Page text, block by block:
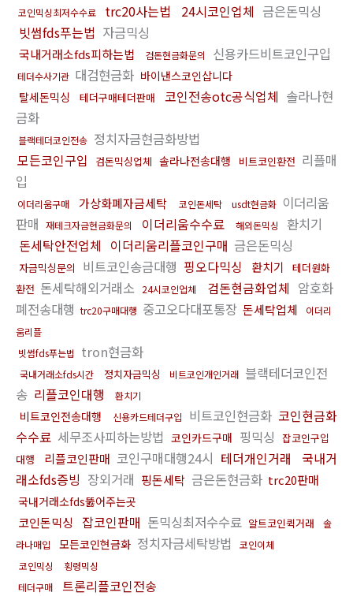
코인믹싱최저수수료 trc20사는법 24시코인업체 금은돈믹싱
빗썸fds푸는법 자금믹싱
국내거래소fds피하는법 검돈현금화문의 신용카드비트코인구입
테더수사기관 대검현금화 바이낸스코인삽니다
탈세돈믹싱
테더구매테더판매 코인전송otc공식업체 솔라나현
금화
블랙테더코인전송 정치자금현금화방법
모든코인구입
검돈믹싱업체 솔라나전송대행 비트코인환전 리플매
입
이더리움구매 가상화폐자금세탁 코인돈세탁 usdt현금화 이더리움
판매 재테크자금현금화문의 이더리움수수료 해외돈믹싱
환치기
돈세탁안전업체 이더리움리플코인구매 금은돈믹싱
자금믹싱문의 비트코인송금대행 핑오다믹싱 환치기
테더원화
환전 돈세탁해외거래소 24시코인업체 검돈현금화업체 암호화
폐전송대행 trc20구매대행 중고오다대포통장 돈세탁업체
이더리
움리플
빗썸fds푸는법
tron현금화
국내거래소fds시간 정치자금믹싱 비트코인개인거래 블랙테더코인전
송 리플코인대행 환치기
비트코인전송대행 신용카드테더구입 비트코인현금화 코인현금화
수수료 세무조사피하는방법 코인카드구매 핑믹싱 잡코인구입
대행
리플코인판매 코인구매대행24시 테더개인거래
국내거
래소fds증빙 장외거래 핑돈세탁 금은돈현금화 trc20판매
국내거래소fds뚫어주는곳
코인돈믹싱 잡코인판매 돈믹싱최저수수료 알트코인퀵거래
솔
라나매입
모든코인현금화 정치자금세탁방법
코인이체
코인믹싱
횡령믹싱
테더구매
트론리플코인전송